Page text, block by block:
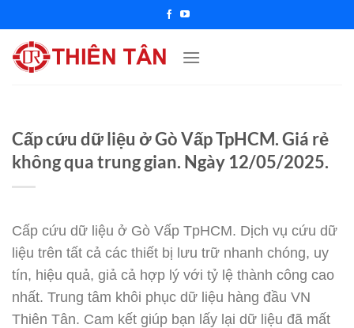
đến
nội
dung
Cấp cứu dữ liệu ở Gò Vấp TpHCM. Giá rẻ
không qua trung gian. Ngày 12/05/2025.
Cấp cứu dữ liệu ở Gò Vấp TpHCM. Dịch vụ cứu dữ
liệu trên tất cả các thiết bị lưu trữ nhanh chóng, uy
tín, hiệu quả, giả cả hợp lý với tỷ lệ thành công cao
nhất. Trung tâm khôi phục dữ liệu hàng đầu VN
Thiên Tân. Cam kết giúp bạn lấy lại dữ liệu đã mất